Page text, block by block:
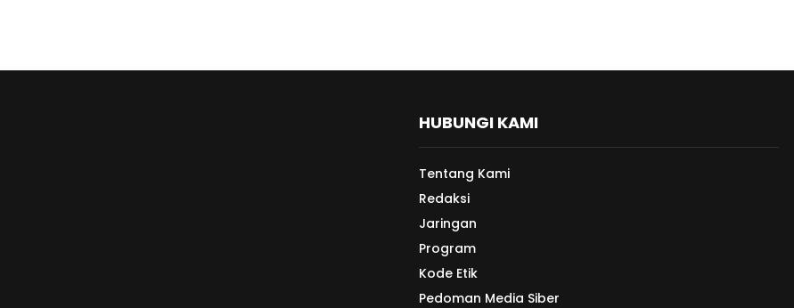
HUBUNGI KAMI
Tentang Kami
Redaksi
Jaringan
Program
Kode Etik
Pedoman Media Siber